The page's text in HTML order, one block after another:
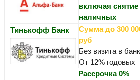
включая снятие
наличных
Тинькофф Банк
Сумма до 300
руб
Без визита в банк
От 12% годовых
Рассрочка 0%